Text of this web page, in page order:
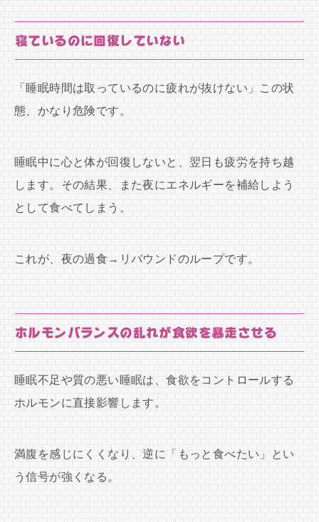
寝ているのに回復していない
「睡眠時間は取っているのに疲れが抜けない」この状
態、かなり危険です。
睡眠中に心と体が回復しないと、翌日も疲労を持ち越
します。その結果、また夜にエネルギーを補給しよう
として食べてしまう。
これが、夜の過食→リバウンドのループです。
ホルモンバランスの乱れが食欲を暴走させる
睡眠不足や質の悪い睡眠は、食欲をコントロールする
ホルモンに直接影響します。
満腹を感じにくくなり、逆に「もっと食べたい」とい
う信号が強くなる。